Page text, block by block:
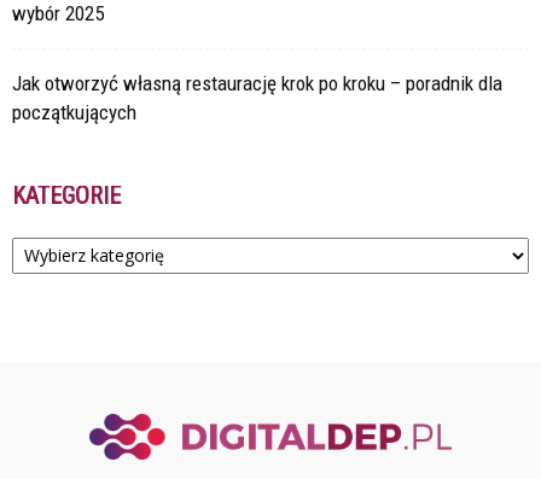
wybór 2025
Jak otworzyć własną restaurację krok po kroku – poradnik dla
początkujących
KATEGORIE
Kategorie